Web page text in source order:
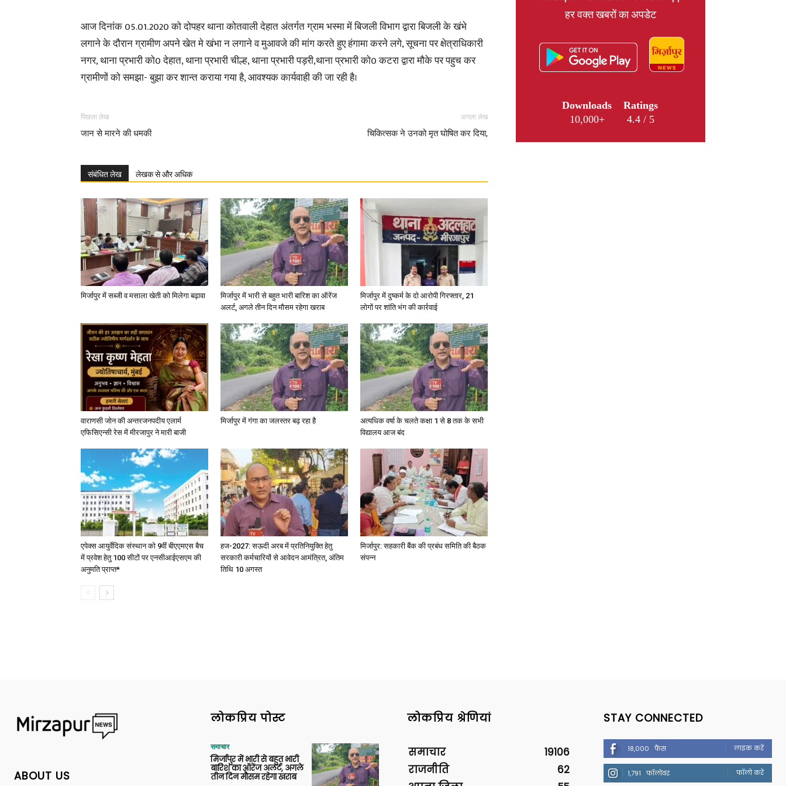
News,
News
in
Hindi,
Today
Hindi
आज दिनांक 05.01.2020 को दोपहर थाना कोतवाली देहात अंतर्गत ग्राम भस्मा में बिजली विभाग द्वारा बिजली के खंभे
लगाने के दौरान ग्रामीण अपने खेत मे खंभा न लगाने व मुआवजे की मांग करते हुए हंगामा करने लगे, सूचना पर क्षेत्राधिकारी
नगर, थाना प्रभारी को0 देहात, थाना प्रभारी चील्ह, थाना प्रभारी पड़री,थाना प्रभारी को0 कटरा द्वारा मौके पर पहुच कर
ग्रामीणों को समझा- बुझा कर शान्त कराया गया है, आवश्यक कार्यवाही की जा रही है।
पिछला लेख
जान से मारने की धमकी
अगला लेख
चिकित्सक ने उनको मृत घोषित कर दिया,
संबंधित लेख लेखक से और अधिक
मिर्जापुर में सब्जी व मसाला खेती को मिलेगा बढ़ावा
मिर्जापुर में भारी से बहुत भारी बारिश का ऑरेंज
अलर्ट, अगले तीन दिन मौसम रहेगा खराब
मिर्जापुर में दुष्कर्म के दो आरोपी गिरफ्तार, 21
लोगों पर शांति भंग की कार्रवाई
वाराणसी जोन की अन्तरजनपदीय एलार्म
एफिसिएन्सी रेस में मीरजापुर ने मारी बाजी
मिर्जापुर में गंगा का जलस्तर बढ़ रहा है
अत्यधिक वर्षा के चलते कक्षा 1 से 8 तक के सभी
विद्यालय आज बंद
एपेक्स आयुर्वेदिक संस्थान को 9वीं बीएएमएस बैच
में प्रवेश हेतु 100 सीटों पर एनसीआईएसएम की
अनुमति प्राप्त*
हज-2027: सऊदी अरब में प्रतिनियुक्ति हेतु
सरकारी कर्मचारियों से आवेदन आमंत्रित, अंतिम
तिथि 10 अगस्त
मिर्जापुर: सहकारी बैंक की प्रबंध समिति की बैठक
संपन्न
हर वक्त खबरों का अपडेट
Downloads
10,000+
Ratings
4.4 / 5
ABOUT US
लोकप्रिय पोस्ट
समाचार
मिर्जापुर में भारी से बहुत भारी
बारिश का ऑरेंज अलर्ट, अगले
तीन दिन मौसम रहेगा खराब
लोकप्रिय श्रेणियां
समाचार
19106
राजनीति
62
STAY CONNECTED
18,000 फैंस लाइक करें
1,791 फॉलोवर फॉलो करें